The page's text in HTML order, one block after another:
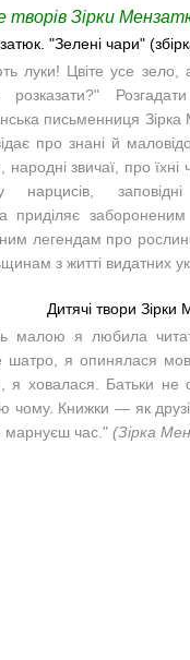
творів Зірки
"Зелені чари"
луки! Цвіте усе
розказати?"
письменниця
про знані й
народні звичаї, про
нарцисів,
приділяє
легендам про
з житті видатних
Дитячі твори Зірки
малою я любила
шатро, я опинялася
я ховалася. Батьки не
чому. Книжки — як
марнуєш час." (Зірка